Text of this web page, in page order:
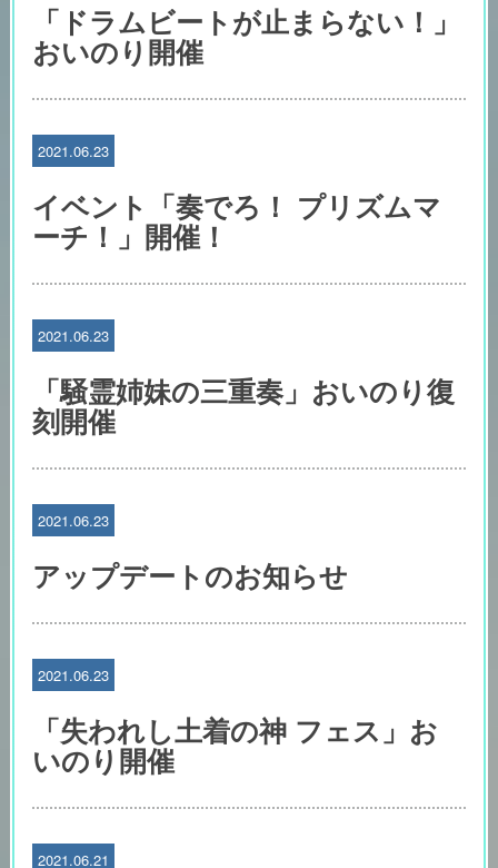
「ドラムビートが止まらない！」
おいのり開催
2021.06.23
イベント「奏でろ！ プリズムマ
ーチ！」開催！
2021.06.23
「騒霊姉妹の三重奏」おいのり復
刻開催
2021.06.23
アップデートのお知らせ
2021.06.23
「失われし土着の神 フェス」お
いのり開催
2021.06.21